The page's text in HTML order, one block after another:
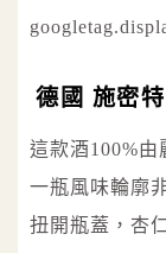
德國 施密
這款酒100%
一瓶風味輪廓
扭開瓶蓋，杏